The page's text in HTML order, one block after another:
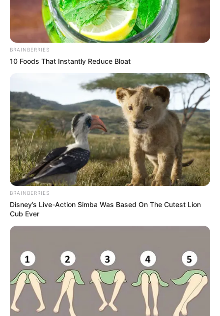
เดือน พฤศจิกายน
อาทิตย์ที่ 8 พฤศจิกายน 256310.15-16.45 น. คน
เกิดวันจันทร์ห้ามใช้ฤกษ์นี้
จันทร์ที่ 9 พฤศจิกายน 2563
เกิดวันอาทิตย์ห้ามให้ฤกษ์นี้
ศุกร์ที่ 13 พฤศจิกายน 256307.25-11.45 น. คน
เกิดวันอาทิตย์ห้ามให้ฤกษ์นี้
พฤหัสบดีที่ 26 พฤศจิกายน 256308.10-11.45 น. คนเกิด
วันพุธกลางคืนห้ามใช้ฤกษ์นี้
เดือน ธันวาคม
เสาร์ที่ 5 ธันวาคม 256310.45-13.45 น. คน
เกิดวันพฤหัสบดีห้ามให้ฤกษ์นี้
อาทิตย์ที่ 6 ธันวาคม 256311.15-13.45 น. คน
เกิดวันจันทร์ห้ามใช้ฤกษ์นี้
พฤหัสบดีที่ 10 ธันวาคม 2563
07.45-10.15 น. คน
เกิดวันพุธกลางคืนห้ามใช้ฤกษ์นี้
เกิดวันอาทิตย์ห้ามให้ฤกษ์นี้
ศุกร์ที่ 18 ธันวาคม 256308.15-10.15 น. คน
เกิดวันอาทิตย์ห้ามให้ฤกษ์นี้
เสาร์ที่ 19 ธันวาคม 256306.25-12.45 น. คน
เกิดวันพุธห้ามใช้ฤกษ์นี้
BRAINBERRIES
10 Foods That Instantly Reduce Bloat
BRAINBERRIES
Disney’s Live-Action Simba Was Based On The Cutest Lion
Cub Ever